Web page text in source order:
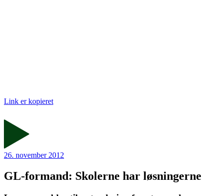
Link er kopieret
26. november 2012
GL-formand: Skolerne har løsningerne